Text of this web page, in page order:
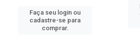
Faça seu login ou
cadastre-se para
comprar.